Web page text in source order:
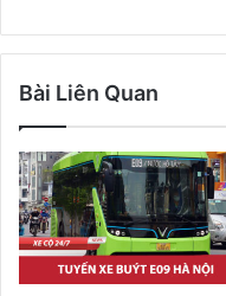
Bài Liên Quan